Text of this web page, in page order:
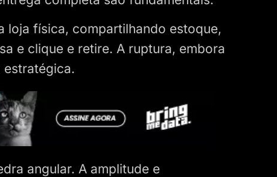
loja física, compartilhando estoque,
e clique e retire. A ruptura, embora
estratégica.
angular. A amplitude e